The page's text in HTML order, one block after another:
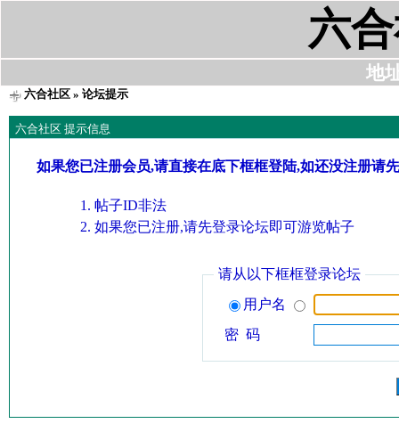
六
地
六合社区» 论坛提示
六合社区 提示信息
如果您已注册会员,请直接在底下框框登陆,如还没注册请
帖子ID非法
如果您已注册,请先登录论坛即可游览帖子
请从以下框框登录论坛
用户名
密 码